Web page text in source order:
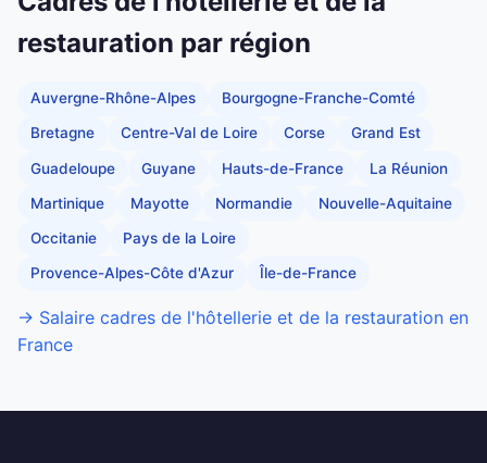
restauration par région
Auvergne-Rhône-Alpes Bourgogne-Franche-Comté
Bretagne Centre-Val de Loire Corse Grand Est
Guadeloupe Guyane Hauts-de-France La Réunion
Martinique Mayotte Normandie Nouvelle-Aquitaine
Occitanie Pays de la Loire
Provence-Alpes-Côte d'Azur Île-de-France
→ Salaire cadres de l'hôtellerie et de la restauration en
France